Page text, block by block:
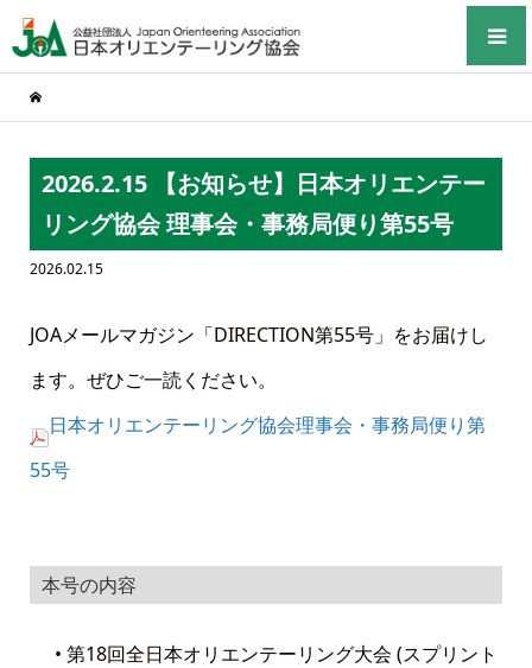
2026.2.15 【お知らせ】日本オリエンテー
リング協会 理事会・事務局便り第55号
2026.02.15
JOAメールマガジン「DIRECTION第55号」をお届けし
ます。ぜひご一読ください。
日本オリエンテーリング協会理事会・事務局便り第
55号
本号の内容
• 第18回全日本オリエンテーリング大会 (スプリント